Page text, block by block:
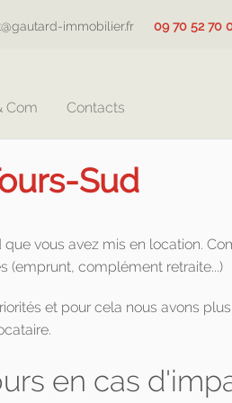
immobilier.fr 09 70 52 70
Com Contacts
Sud
vous avez mis en location.
(emprunt, complément retraite...)
et pour cela nous avons
en cas